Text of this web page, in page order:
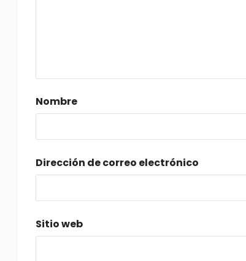
Nombre
Dirección de correo electrónico
Sitio web